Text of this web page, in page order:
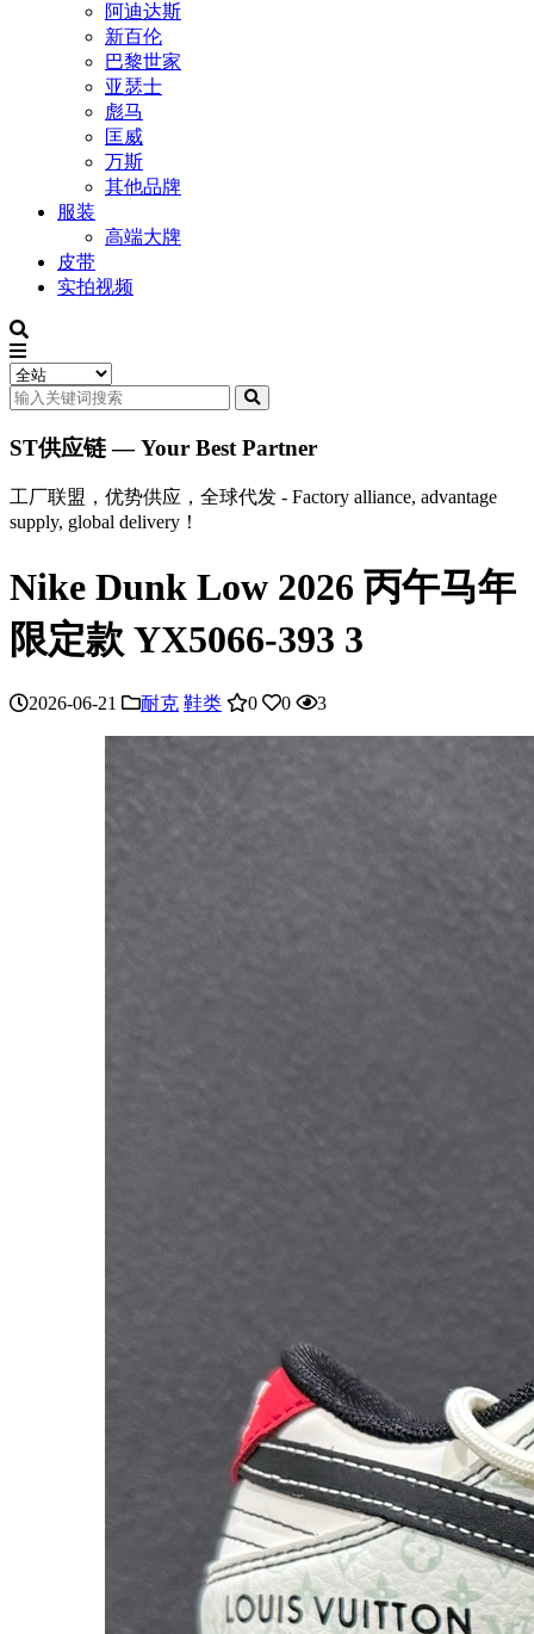
阿迪达斯
新百伦
巴黎世家
亚瑟士
彪马
匡威
万斯
其他品牌
服装
高端大牌
皮带
实拍视频
ST供应链 — Your Best Partner
工厂联盟，优势供应，全球代发 - Factory alliance, advantage
supply, global delivery！
Nike Dunk Low 2026 丙午马年
限定款 YX5066-393 3
2026-06-21 耐克 鞋类 0 0 3